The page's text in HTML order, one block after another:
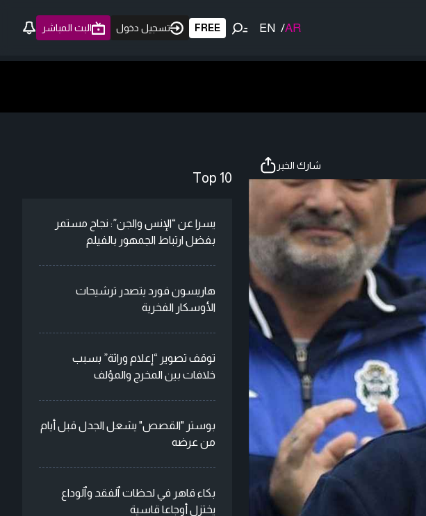
AR
/
EN
FREE تسجيل دخول البث المباشر
شارك الخبر
Top 10
يسرا عن “الإنس والجن”: نجاح مستمر
بفضل ارتباط الجمهور بالفيلم
هاريسون فورد يتصدر ترشيحات
الأوسكار الفخرية
توقف تصوير “إعلام وراثة” بسبب
خلافات بين المخرج والمؤلف
بوستر "القصص" يشعل الجدل قبل أيام
من عرضه
بكاء قاهر في لحظات ٱلفقد وٱلوداع
يختزل أوجاعا قاسية